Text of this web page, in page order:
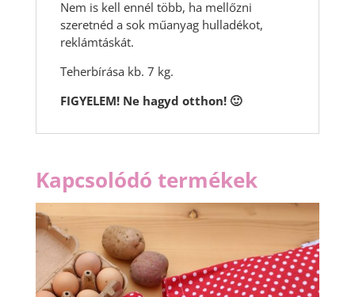
Nem is kell ennél több, ha mellőzni
szeretnéd a sok műanyag hulladékot,
reklámtáskát.
Teherbírása kb. 7 kg.
FIGYELEM! Ne hagyd otthon! 🙂
Kapcsolódó termékek